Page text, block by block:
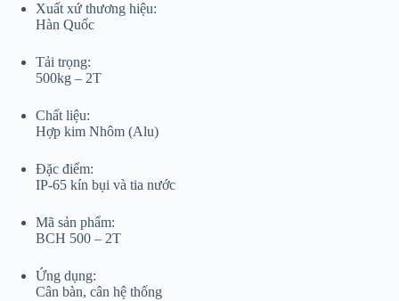
Xuất xứ thương hiệu:
Hàn Quốc
Tải trọng:
500kg – 2T
Chất liệu:
Hợp kim Nhôm (Alu)
Đặc điểm:
IP-65 kín bụi và tia nước
Mã sản phẩm:
BCH 500 – 2T
Ứng dụng:
Cân bàn, cân hệ thống